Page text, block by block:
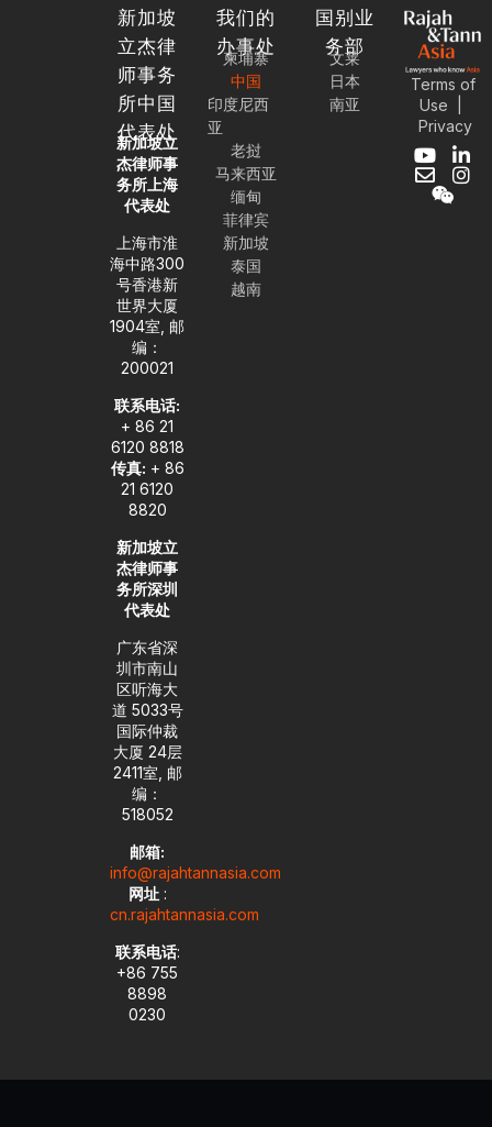
新加坡
立杰律
师事务
所中国
代表处
新加坡立
杰律师事
务所上海
代表处
上海市淮
海中路300
号香港新
世界大厦
1904室, 邮
编：
200021
联系电话:
+ 86 21
6120 8818
传真: + 86
21 6120
8820
新加坡立
杰律师事
务所深圳
代表处
广东省深
圳市南山
区听海大
道 5033号
国际仲裁
大厦 24层
2411室, 邮
编：
518052
邮箱:
info@rajahtannasia.com
网址:
cn.rajahtannasia.com
联系电话:
+86 755
8898
0230
我们的
办事处
柬埔寨
中国
印度尼西
亚
老挝
马来西亚
缅甸
菲律宾
新加坡
泰国
越南
国别业
务部
文莱
日本
南亚
Terms of
Use
Privacy
Y
o
u
L
i
E
n
v
I
n
W
e
i